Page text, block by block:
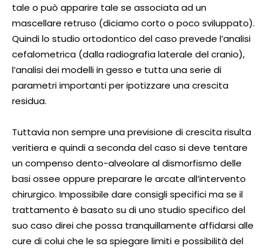
tale o può apparire tale se associata ad un
mascellare retruso (diciamo corto o poco sviluppato).
Quindi lo studio ortodontico del caso prevede l’analisi
cefalometrica (dalla radiografia laterale del cranio),
l’analisi dei modelli in gesso e tutta una serie di
parametri importanti per ipotizzare una crescita
residua.
Tuttavia non sempre una previsione di crescita risulta
veritiera e quindi a seconda del caso si deve tentare
un compenso dento-alveolare al dismorfismo delle
basi ossee oppure preparare le arcate all’intervento
chirurgico. Impossibile dare consigli specifici ma se il
trattamento è basato su di uno studio specifico del
suo caso direi che possa tranquillamente affidarsi alle
cure di colui che le sa spiegare limiti e possibilità del